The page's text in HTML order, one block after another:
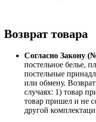
Возврат товара
Согласно Закону
постельное белье,
постельные
или обмену.
случаях: 1) товар
товар пришел и не
другой комплектаци